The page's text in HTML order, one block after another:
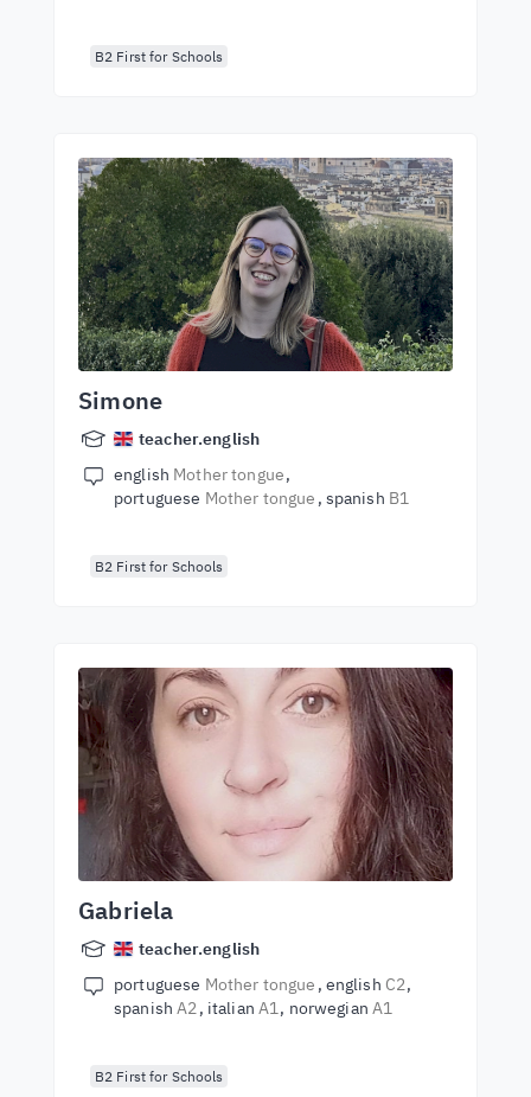
B2 First for Schools
Simone
teacher.english
english Mother tongue
portuguese Mother tongue spanish B1
B2 First for Schools
Gabriela
teacher.english
portuguese Mother tongue english C2
spanishA2 italian A1 norwegianA1
B2 First for Schools